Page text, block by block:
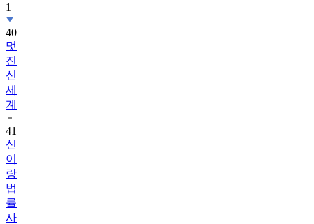
1
40
멋
진
신
세
계
41
신
이
랑
법
률
사